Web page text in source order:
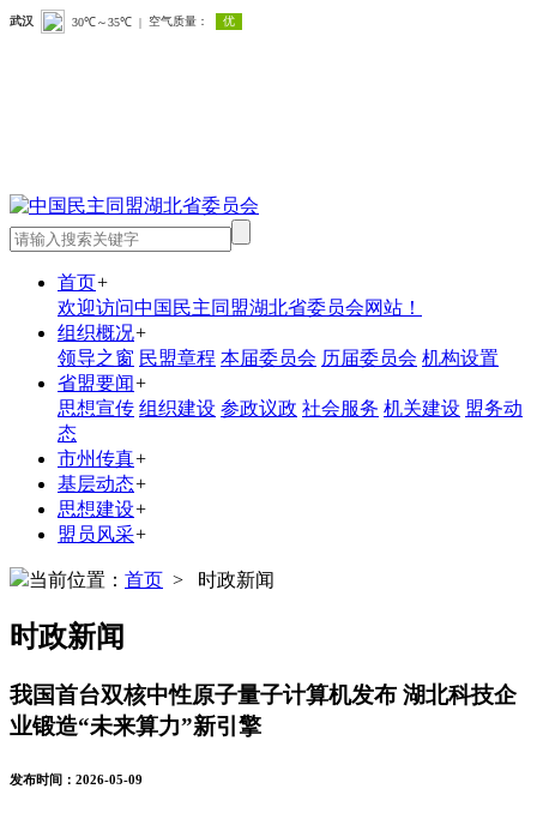
首页+
欢迎访问中国民主同盟湖北省委员会网站！
组织概况+
领导之窗 民盟章程 本届委员会 历届委员会 机构设置
省盟要闻+
思想宣传 组织建设 参政议政 社会服务 机关建设 盟务动
态
市州传真+
基层动态+
思想建设+
盟员风采+
当前位置： 首页 > 时政新闻
时政新闻
我国首台双核中性原子量子计算机发布 湖北科技企
业锻造“未来算力”新引擎
发布时间：2026-05-09